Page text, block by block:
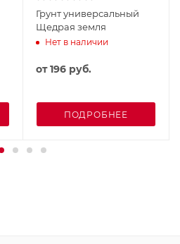
Грунт универсальный
Щедрая земля
Нет в наличии
от196 руб.
ПОДРОБНЕЕ